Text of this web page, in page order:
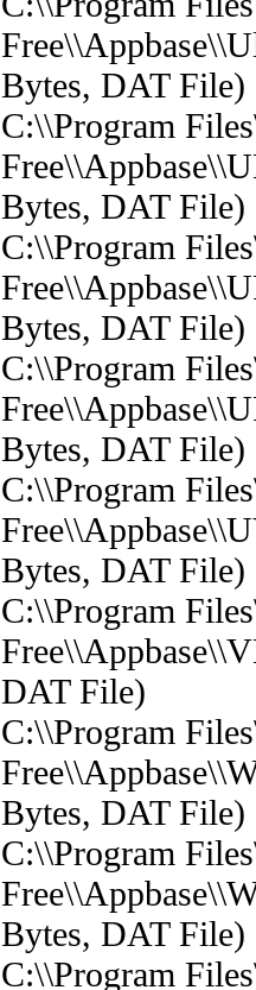
Bytes, DAT File)
C:\\Program
Bytes, DAT File)
C:\\Program
Bytes, DAT File)
C:\\Program
Bytes, DAT File)
C:\\Program
Bytes, DAT File)
C:\\Program
DAT File)
C:\\Program
Bytes, DAT File)
C:\\Program
Bytes, DAT File)
C:\\Program